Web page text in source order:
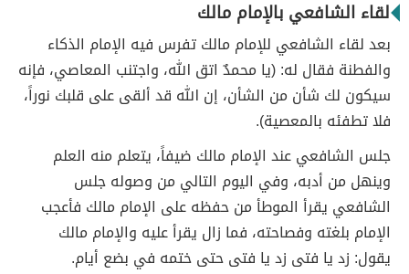
لقاء الشافعي بالإمام مالك
بعد لقاء الشافعي للإمام مالك تفرس فيه الإمام الذكاء
والفطنة فقال له: (يا محمدٌ اتق الله، واجتنب المعاصي، فإنه
سيكون لك شأن من الشأن، إن الله قد ألقى على قلبك نوراً،
فلا تطفئه بالمعصية).
جلس الشافعي عند الإمام مالك ضيفاً، يتعلم منه العلم
وينهل من أدبه، وفي اليوم التالي من وصوله جلس
الشافعي يقرأ الموطأ من حفظه على الإمام مالك فأعجب
الإمام بلغته وفصاحته، فما زال يقرأ عليه والإمام مالك
يقول: زد يا فتى زد يا فتى حتى ختمه في بضع أيام.